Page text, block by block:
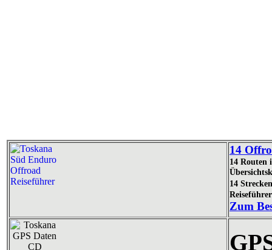
14
14 Routen
14
Zum